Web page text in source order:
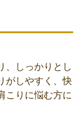
、しっかりとし
がしやすく、快
こりに悩む方に